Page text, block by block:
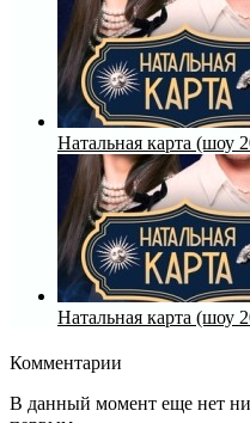
Натальная карта (шоу
Натальная карта (шоу
Комментарии
В данный момент еще нет ни